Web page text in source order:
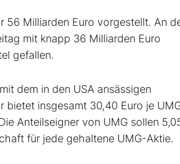
56 Milliarden Euro vorgestellt. An
mit knapp 36 Milliarden Euro
gefallen.
dem in den USA ansässigen
bietet insgesamt 30,40 Euro je
Anteilseigner von UMG sollen
für jede gehaltene UMG-Aktie.